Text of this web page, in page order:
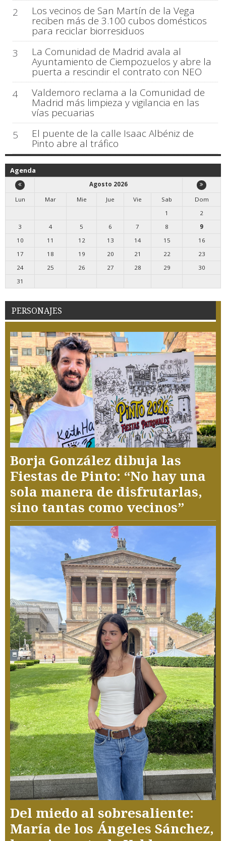
2 Los vecinos de San Martín de la Vega
reciben más de 3.100 cubos domésticos
para reciclar biorresiduos
3
La Comunidad de Madrid avala al
Ayuntamiento de Ciempozuelos y abre la
puerta a rescindir el contrato con NEO
4
Valdemoro reclama a la Comunidad de
Madrid más limpieza y vigilancia en las
vías pecuarias
5
El puente de la calle Isaac Albéniz de
Pinto abre al tráfico
Agenda
Agosto 2026
Lun
Mar Mie Jue Vie Sab
Dom
1
2
3
4 5 6 7 8
9
10
11 12 13 14 15
16
17
18 19 20 21 22
23
24
25 26 27 28 29
30
31
PERSONAJES
Borja González dibuja las
Fiestas de Pinto: “No hay una
sola manera de disfrutarlas,
sino tantas como vecinos”
Del miedo al sobresaliente:
María de los Ángeles Sánchez,